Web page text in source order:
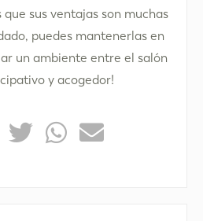
sus ventajas son muchas
puedes mantenerlas en
un ambiente entre el salón
y acogedor!